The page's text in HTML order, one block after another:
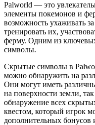
Palworld — это
элементы покемонов и
возможность ухаживать
тренировать их,
ферму. Одним из
символы.
Скрытые символы в
можно обнаружить на
Они могут иметь
на поверхности земли,
обнаружение всех
квестом, который игрок
дополнительных бонусов